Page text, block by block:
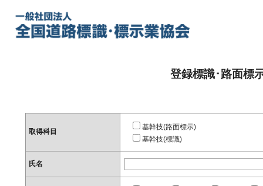
登録標識･路面標
取得科目
基幹技(路面標示)
基幹技(標識)
氏名